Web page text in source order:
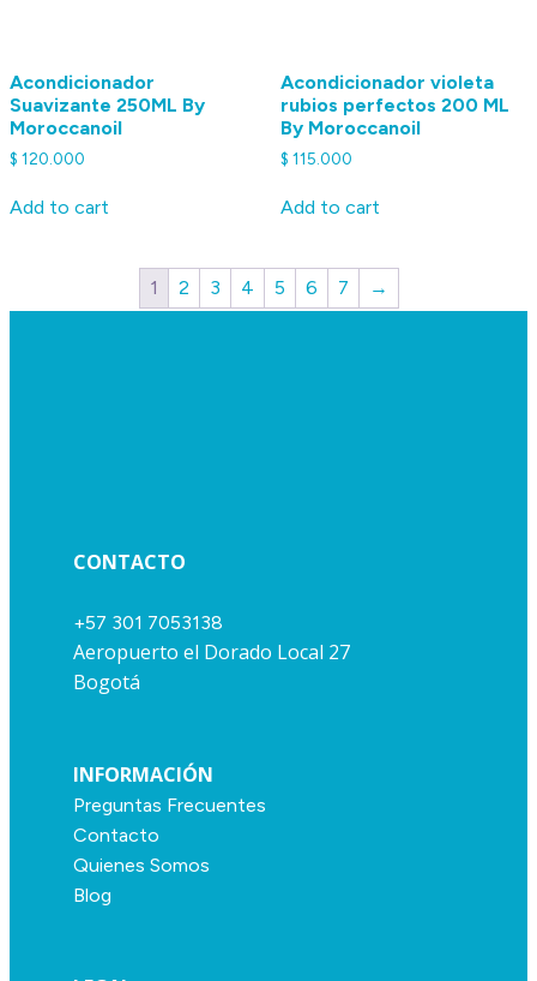
Acondicionador
Suavizante 250ML By
Moroccanoil
$ 120.000
Add to cart
Acondicionador violeta
rubios perfectos 200 ML
By Moroccanoil
$ 115.000
Add to cart
1 2 3 4 5 6 7 →
CONTACTO
+57 301 7053138
Aeropuerto el Dorado Local 27
Bogotá
INFORMACIÓN
Preguntas Frecuentes
Contacto
Quienes Somos
Blog